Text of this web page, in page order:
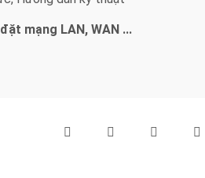
mạng LAN, WAN ...